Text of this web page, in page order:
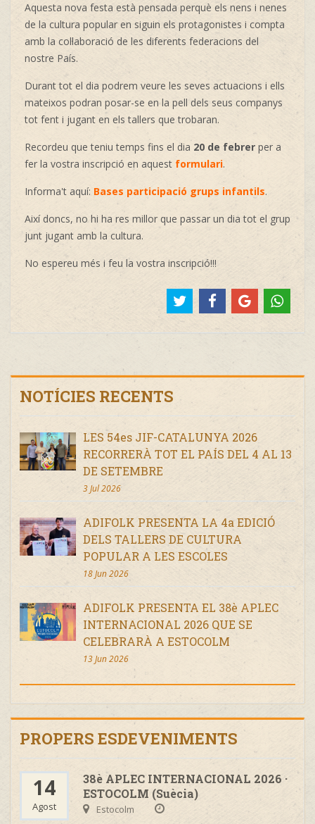
Aquesta nova festa està pensada perquè els nens i nenes
de la cultura popular en siguin els protagonistes i compta
amb la col·laboració de les diferents federacions del
nostre País.
Durant tot el dia podrem veure les seves actuacions i ells
mateixos podran posar-se en la pell dels seus companys
tot fent i jugant en els tallers que trobaran.
Recordeu que teniu temps fins el dia 20 de febrer per a
fer la vostra inscripció en aquest formulari.
Informa't aquí: Bases participació grups infantils.
Així doncs, no hi ha res millor que passar un dia tot el grup
junt jugant amb la cultura.
No espereu més i feu la vostra inscripció!!!
NOTÍCIES RECENTS
LES 54es JIF-CATALUNYA 2026
RECORRERÀ TOT EL PAÍS DEL 4 AL 13
DE SETEMBRE
3 Jul 2026
ADIFOLK PRESENTA LA 4a EDICIÓ
DELS TALLERS DE CULTURA
POPULAR A LES ESCOLES
18 Jun 2026
ADIFOLK PRESENTA EL 38è APLEC
INTERNACIONAL 2026 QUE SE
CELEBRARÀ A ESTOCOLM
13 Jun 2026
PROPERS ESDEVENIMENTS
14
Agost
38è APLEC INTERNACIONAL 2026 ·
ESTOCOLM (Suècia)
Estocolm